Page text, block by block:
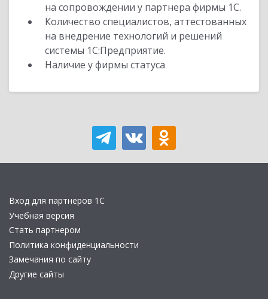
на сопровождении у партнера фирмы 1С.
Количество специалистов, аттестованных
на внедрение технологий и решений
системы 1С:Предприятие.
Наличие у фирмы статуса
Вход для партнеров 1С
Учебная версия
Стать партнером
Политика конфиденциальности
Замечания по сайту
Другие сайты